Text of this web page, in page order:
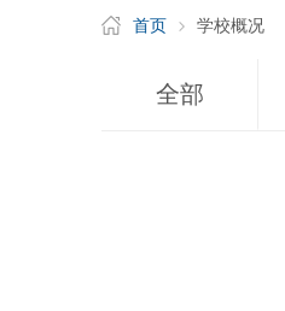
首页 学校概况
全部